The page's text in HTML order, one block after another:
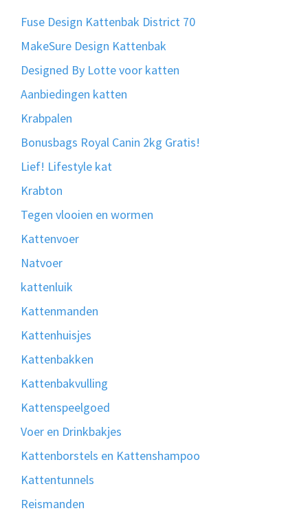
Fuse Design Kattenbak District 70
MakeSure Design Kattenbak
Designed By Lotte voor katten
Aanbiedingen katten
Krabpalen
Bonusbags Royal Canin 2kg Gratis!
Lief! Lifestyle kat
Krabton
Tegen vlooien en wormen
Kattenvoer
Natvoer
kattenluik
Kattenmanden
Kattenhuisjes
Kattenbakken
Kattenbakvulling
Kattenspeelgoed
Voer en Drinkbakjes
Kattenborstels en Kattenshampoo
Kattentunnels
Reismanden